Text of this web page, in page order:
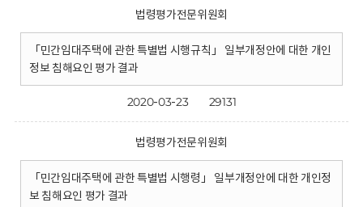
법령평가전문위원회
「민간임대주택에 관한 특별법 시행규칙」 일부개정안에 대한 개인
정보 침해요인 평가 결과
2020-03-23 29131
법령평가전문위원회
「민간임대주택에 관한 특별법 시행령」 일부개정안에 대한 개인정
보 침해요인 평가 결과